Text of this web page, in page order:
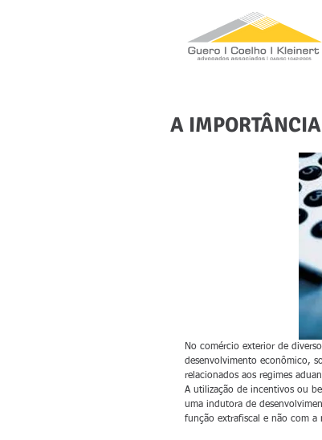
A
No comércio exterior de
desenvolvimento econômico,
relacionados aos regimes
A utilização de incentivos ou
uma indutora de
função extrafiscal e não com a